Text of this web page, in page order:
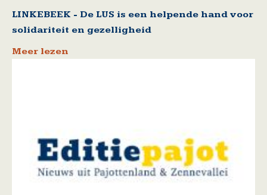
LINKEBEEK - De LUS is een helpende hand voor
solidariteit en gezelligheid
Meer lezen